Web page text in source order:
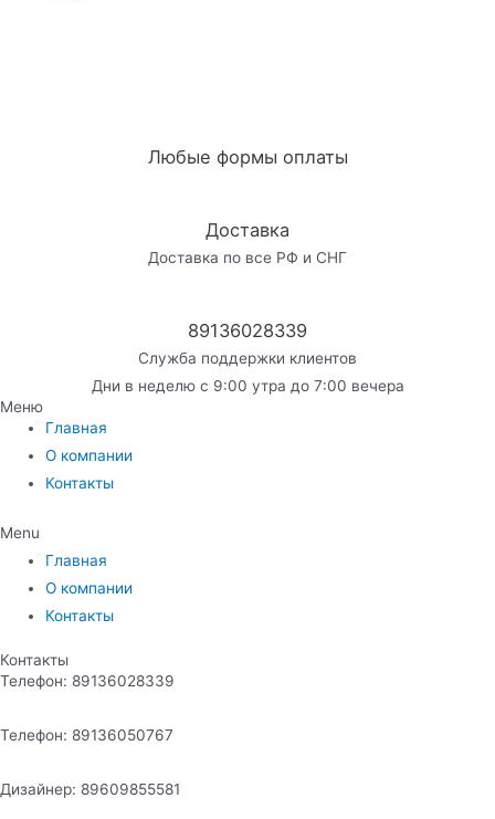
Любые формы оплаты
Доставка
Доставка по все РФ и СНГ
89136028339
Служба поддержки клиентов
Дни в неделю с 9:00 утра до 7:00 вечера
Меню
Главная
О компании
Контакты
Menu
Главная
О компании
Контакты
Контакты
Телефон: 89136028339
Телефон: 89136050767
Дизайнер: 89609855581